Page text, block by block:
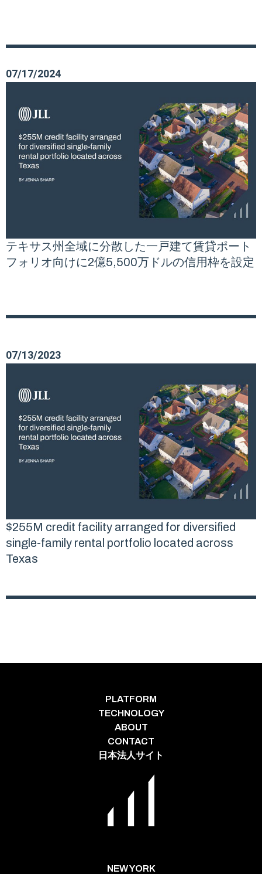
07/17/2024
テキサス州全域に分散した一戸建て賃貸ポート
フォリオ向けに2億5,500万ドルの信用枠を設定
07/13/2023
$255M credit facility arranged for diversified
single-family rental portfolio located across
Texas
NEW YORK
PLATFORM
TECHNOLOGY
ABOUT
CONTACT
日本法人サイト